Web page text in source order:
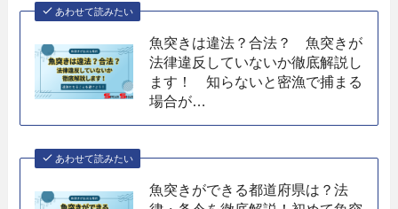
あわせて読みたい
魚突きは違法？合法？ 魚突きが
法律違反していないか徹底解説し
ます！ 知らないと密漁で捕まる
場合が…
あわせて読みたい
魚突きができる都道府県は？法